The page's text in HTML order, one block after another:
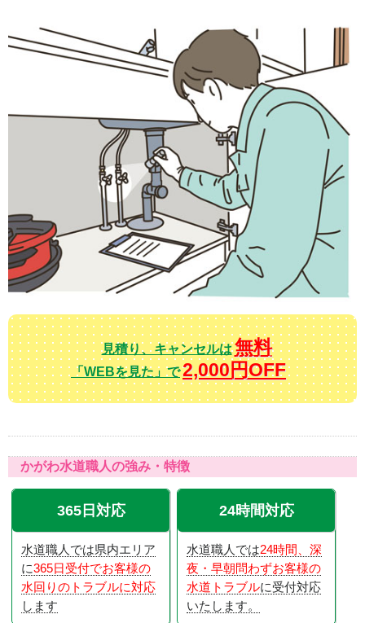
見積り、キャンセルは無料
「WEBを見た」で2,000円OFF
かがわ水道職人の強み・特徴
365日対応
水道職人では県内エリア
に365日受付でお客様の
水回りのトラブルに対応
します
24時間対応
水道職人では24時間、深
夜・早朝問わずお客様の
水道トラブルに受付対応
いたします。